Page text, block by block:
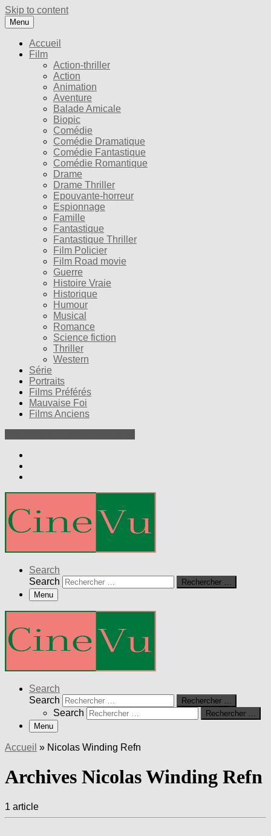
Skip to content
Menu
Accueil
Film
Action-thriller
Action
Animation
Aventure
Balade Amicale
Biopic
Comédie
Comédie Dramatique
Comédie Fantastique
Comédie Romantique
Drame
Drame Thriller
Epouvante-horreur
Espionnage
Famille
Fantastique
Fantastique Thriller
Film Policier
Film Road movie
Guerre
Histoire Vraie
Historique
Humour
Musical
Romance
Science fiction
Thriller
Western
Série
Portraits
Films Préférés
Mauvaise Foi
Films Anciens
Search
Search
Rechercher …
Menu
Search
Search
Rechercher …
Search
Rechercher …
Menu
Accueil » Nicolas Winding Refn
Archives Nicolas Winding Refn
1 article